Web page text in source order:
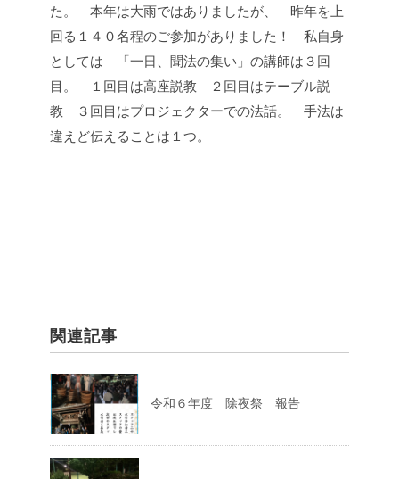
た。
本年は大雨ではありましたが、
昨年を上
回る１４０名程のご参加がありました！
私自身
としては 「一日、聞法の集い」の講師は３回
目。
１回目は高座説教 ２回目はテーブル説
教 ３回目はプロジェクターでの法話。
手法は
違えど伝えることは１つ。
関連記事
令和６年度 除夜祭 報告